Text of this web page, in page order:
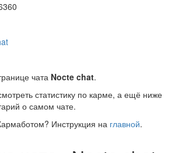
чата Nocte chat.
статистику по карме, а ещё ниже
о самом чате.
Инструкция на главной.